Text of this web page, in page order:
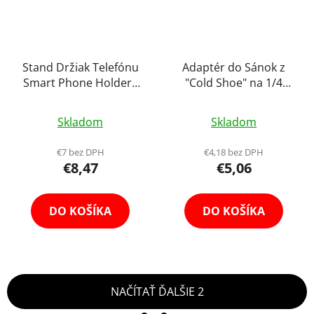
Stand Držiak Telefónu
Smart Phone Holder -
hodnotenie
produktu
je
z
Skladom
€7 bez DPH
€8,47
DO KOŠÍKA
Adaptér do Sánok z
"Cold Shoe" na 1/4
Skladom
€4,18 bez DPH
€5,06
DO KOŠÍKA
NAČÍTAŤ ĎALŠIE 2